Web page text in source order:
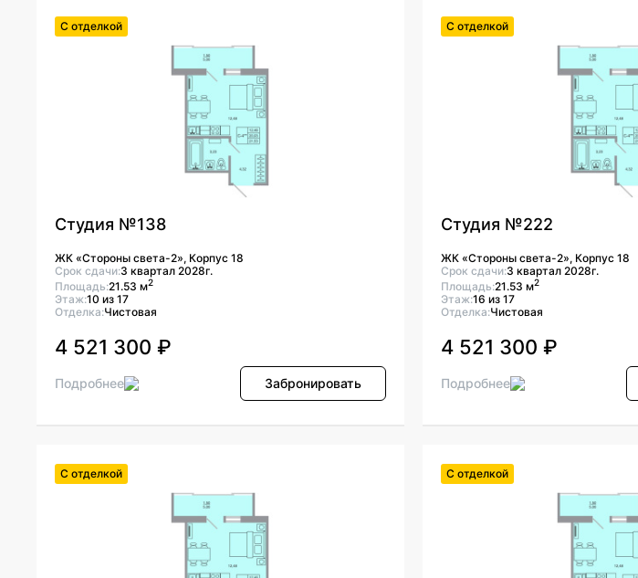
С отделкой
Студия №138
ЖК «Стороны света-2», Корпус 18
Срок сдачи:3 квартал 2028г.
Площадь:21.53 м2
Этаж:10 из 17
Отделка:Чистовая
4 521 300 ₽
Подробнее Забронировать
С отделкой
Студия №222
ЖК «Стороны света-2», Корпус 18
Срок сдачи:3 квартал 2028г.
Площадь:21.53 м2
Этаж:16 из 17
Отделка:Чистовая
4 521 300 ₽
Подробнее
С отделкой С отделкой